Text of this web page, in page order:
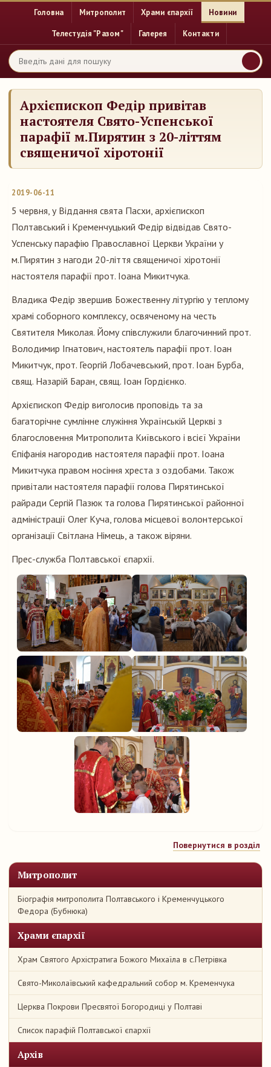
Головна Митрополит Храми єпархії Новини
Телестудія "Разом" Галерея Контакти
Митрополит
Біографія митрополита Полтавського і Кременчуцького
Федора (Бубнюка)
Храми єпархії
Храм Святого Архістратига Божого Михаїла в с.Петрівка
Свято-Миколаївський кафедральний собор м. Кременчука
Церква Покрови Пресвятої Богородиці у Полтаві
Список парафій Полтавської єпархії
Архів
Архієпископ Федір привітав
настоятеля Свято-Успенської
парафії м.Пирятин з 20-літтям
священичої хіротонії
2019-06-11
5 червня, у Віддання свята Пасхи, архієпископ
Полтавський і Кременчуцький Федір відвідав Свято-
Успенську парафію Православної Церкви України у
м.Пирятин з нагоди 20-ліття священичої хіротонії
настоятеля парафії прот. Іоана Микитчука.
Владика Федір звершив Божественну літургію у теплому
храмі соборного комплексу, освяченому на честь
Святителя Миколая. Йому співслужили благочинний прот.
Володимир Ігнатович, настоятель парафії прот. Іоан
Микитчук, прот. Георгій Лобачевський, прот. Іоан Бурба,
свящ. Назарій Баран, свящ. Іоан Гордієнко.
Архієпископ Федір виголосив проповідь та за
багаторічне сумлінне служіння Українській Церкві з
благословення Митрополита Київського і всієї України
Єпіфанія нагородив настоятеля парафії прот. Іоана
Микитчука правом носіння хреста з оздобами. Також
привітали настоятеля парафії голова Пирятинської
райради Сергій Пазюк та голова Пирятинської районної
адміністрації Олег Куча, голова місцевої волонтерської
організації Світлана Німець, а також віряни.
Прес-служба Полтавської єпархії.
Повернутися в розділ